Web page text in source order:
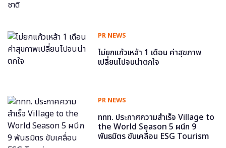
PR NEWS
ไม่ยกแก้วเหล้า 1 เดือน ค่าสุขภาพ
เปลี่ยนไปจนน่าตกใจ
PR NEWS
ททท. ประกาศความสำเร็จ Village to
the World Season 5 ผนึก 9
พันธมิตร ขับเคลื่อน ESG Tourism